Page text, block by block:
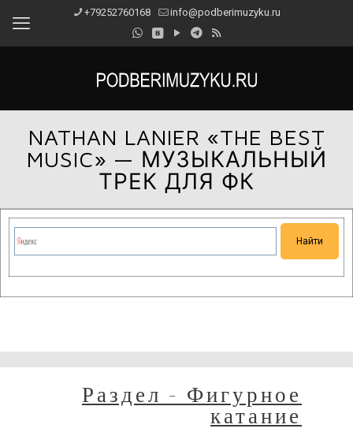
+79252760168 info@podberimuzyku.ru
NATHAN LANIER «THE BEST
MUSIC» — МУЗЫКАЛЬНЫЙ
ТРЕК ДЛЯ ФК
Раздел - Фигурное
катание